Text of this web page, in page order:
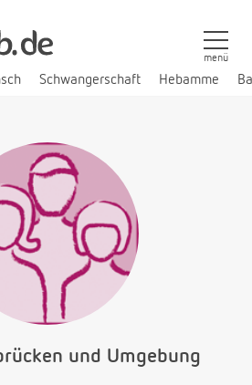
Schwangerschaft Hebamme
menü
und Umgebung